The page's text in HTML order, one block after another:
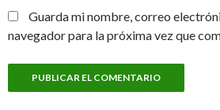
Guarda mi nombre, correo
navegador para la próxima vez que